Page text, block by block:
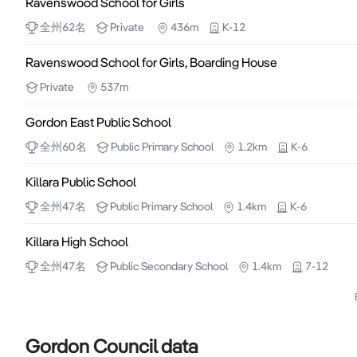
全州 62名 Private 436m K-12
Ravenswood School for Girls, Boarding House
Private 537m
Gordon East Public School
全州 60名 Public Primary School 1.2km K-6
Killara Public School
全州47名 Public Primary School 1.4km K-6
Killara High School
全州47名 PublicSecondary School 1.4km 7-12
Gordon Council data